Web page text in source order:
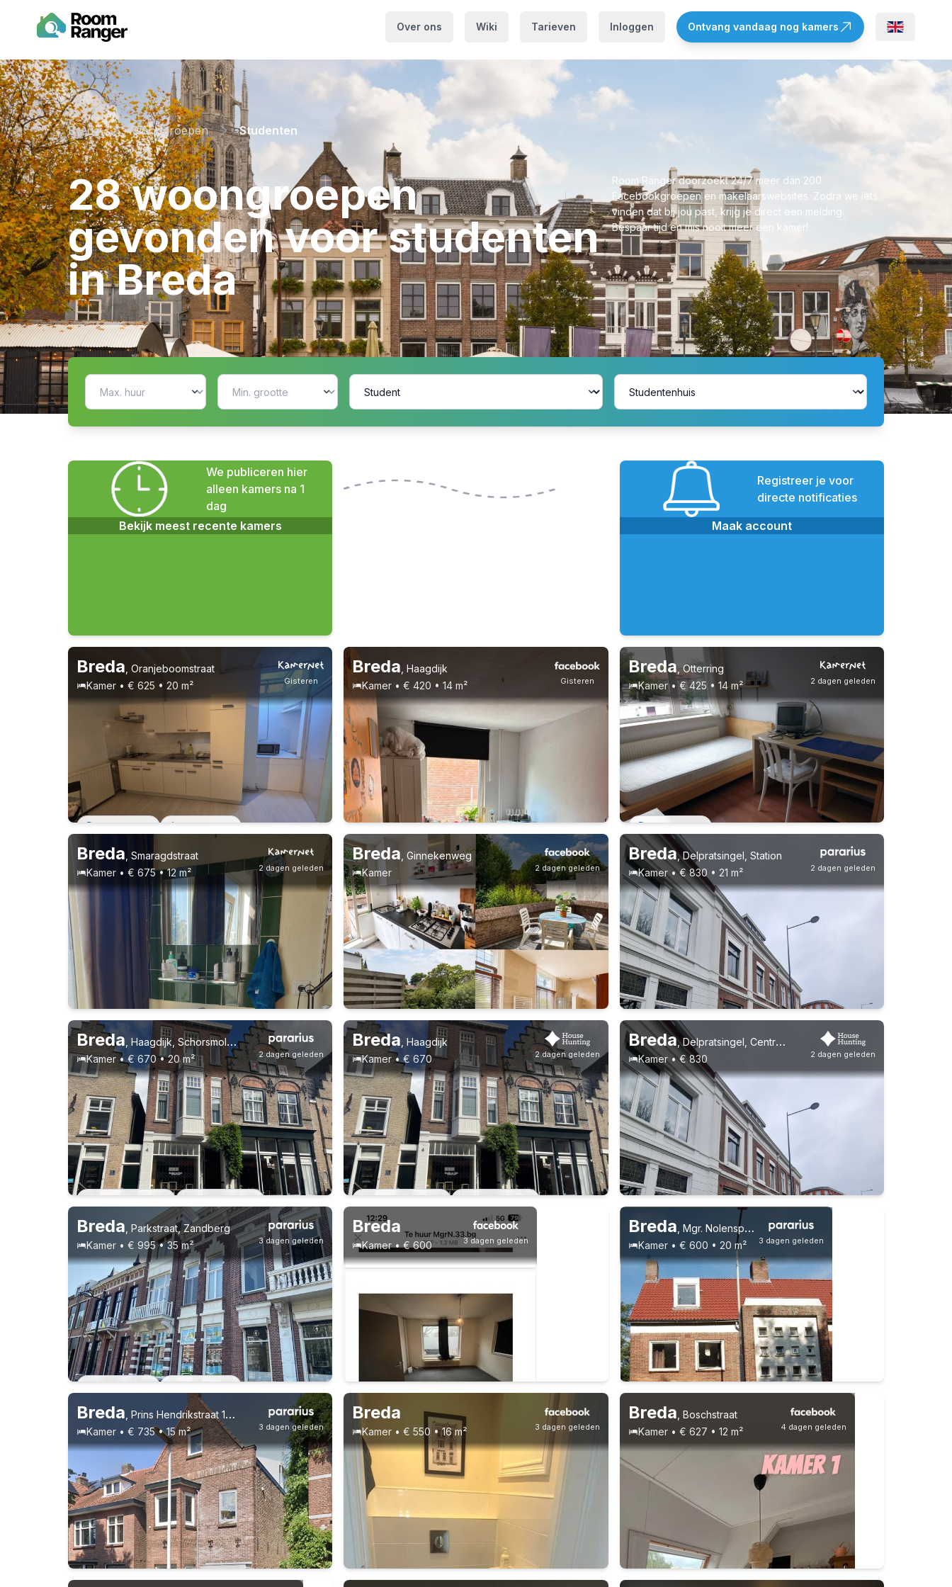
Over ons Wiki Tarieven Inloggen Ontvang vandaag nog kamers
Breda Woongroepen Studenten
⁨28⁩ ⁨woongroepen⁩
gevonden voor ⁨studenten⁩
in ⁨Breda⁩
Room Ranger doorzoekt 24/7 meer dan 200
Facebookgroepen en makelaarswebsites. Zodra we iets
vinden dat bij jou past, krijg je direct een melding.
Bespaar tijd en mis nooit meer een kamer!
We publiceren hier
alleen kamers na 1
dag
Bekijk meest recente kamers
Registreer je voor
directe notificaties
Maak account
Gisteren
Breda Oranjeboomstraat
Kamer • € 625 • 20 m²
Vast contract 1 huisgenoot
Gisteren
Breda ,Haagdijk
Kamer • € 420 • 14 m²
Vast contract 6 huisgenoten
2 dagen geleden
Breda,Otterring
Kamer • € 425 • 14 m²
Vast contract
2 dagen geleden
Breda Smaragdstraat
Kamer • € 675 • 12 m²
4-8-26 - 4-8-27 4 huisgenoten
2 dagen geleden
Breda ,Ginnekenweg
Kamer
2 dagen geleden
Breda,Delpratsingel, Station
Kamer • € 830 • 21 m²
Vast contract 7 huisgenoten
2 dagen geleden
Breda Haagdijk, Schorsmolen
Kamer • € 670 • 20 m²
4-8-26 - 4-8-28 2 huisgenoten
2 dagen geleden
Breda ,Haagdijk
Kamer • € 670
4-8-26 - 4-8-28 2 huisgenoten
2 dagen geleden
Breda,Delpratsingel, Centrum
Kamer • € 830
Vast contract 7 huisgenoten Studenten
3 dagen geleden
Breda Parkstraat, Zandberg
Kamer • € 995 • 35 m²
Vast contract 1 huisgenoot
3 dagen geleden
Breda
Kamer • € 600 3 dagen geleden
Breda Mgr. Nolensplein, Heuvel
Kamer • € 600 • 20 m²
Vast contract
Studenten
3 dagen geleden
Breda, Prins Hendrikstraat 175, Ginneken
Kamer • € 735 • 15 m²
3 dagen geleden
Breda
Kamer • € 550 • 16 m² 4 dagen geleden
Breda, Boschstraat
Kamer • € 627 • 12 m²